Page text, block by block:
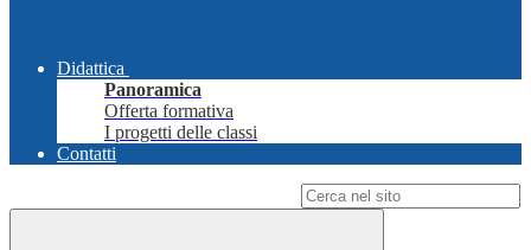
Didattica
Panoramica
Offerta formativa
I progetti delle classi
Contatti